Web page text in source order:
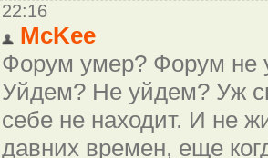
22:16
McKee
Форум умер? Форум не
Уйдем? Не уйдем? Уж
себе не находит. И не
давних времен, еще